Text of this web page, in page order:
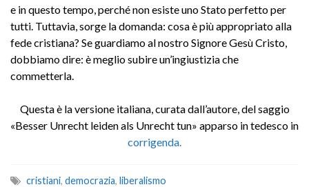
e in questo tempo, perché non esiste uno Stato perfetto per
tutti. Tuttavia, sorge la domanda: cosa è più appropriato alla
fede cristiana? Se guardiamo al nostro Signore Gesù Cristo,
dobbiamo dire: è meglio subire un’ingiustizia che
commetterla.
Questa è la versione italiana, curata dall’autore, del saggio
«Besser Unrecht leiden als Unrecht tun» apparso in tedesco in
corrigenda.
cristiani, democrazia, liberalismo